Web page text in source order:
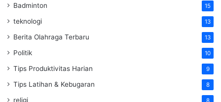
Badminton 15
teknologi 13
Berita Olahraga Terbaru 13
Politik 10
Tips Produktivitas Harian 9
Tips Latihan & Kebugaran 8
religi 8